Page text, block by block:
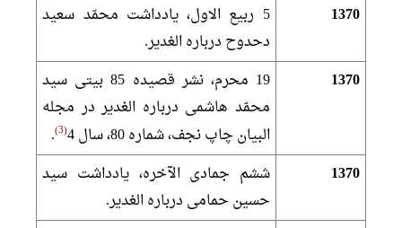
1370
5 ربيع الاول، يادداشت محمّد سعيد
دحدوح درباره الغدير.
1370
19 محرم، نشر قصيده 85 بيتى سيد
محمّد هاشمى درباره الغدير در مجله
البيان چاپ نجف، شماره 80، سال 4
3
.
1370
ششم جمادى الآخره، يادداشت سيد
حسين حمامى درباره الغدير.